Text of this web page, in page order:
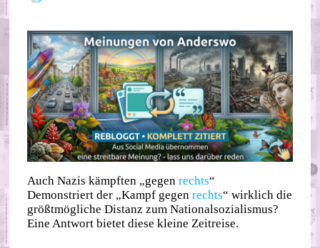
Auch Nazis kämpften „gegenrechts“
Demonstriert der „Kampf gegenrechts“ wirklich die
größtmögliche Distanz zum Nationalsozialismus?
Eine Antwort bietet diese kleine Zeitreise.